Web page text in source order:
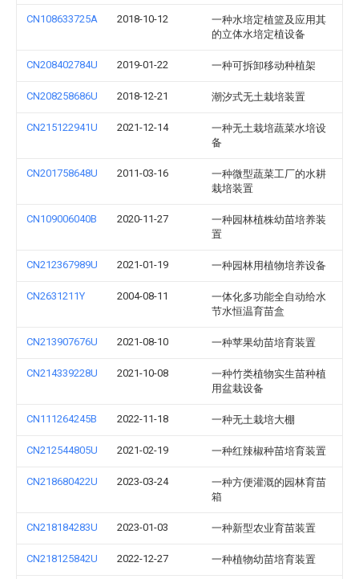
CN108633725A 2018-10-12
一种水培定植篮及应用其
的立体水培定植设备
CN208402784U 2019-01-22 一种可拆卸移动种植架
CN208258686U 2018-12-21 潮汐式无土栽培装置
CN215122941U 2021-12-14
一种无土栽培蔬菜水培设
备
CN201758648U 2011-03-16
一种微型蔬菜工厂的水耕
栽培装置
CN109006040B 2020-11-27
一种园林植株幼苗培养装
置
CN212367989U 2021-01-19 一种园林用植物培养设备
CN2631211Y 2004-08-11
一体化多功能全自动给水
节水恒温育苗盒
CN213907676U 2021-08-10 一种苹果幼苗培育装置
CN214339228U 2021-10-08
一种竹类植物实生苗种植
用盆栽设备
CN111264245B 2022-11-18 一种无土栽培大棚
CN212544805U 2021-02-19 一种红辣椒种苗培育装置
CN218680422U 2023-03-24
一种方便灌溉的园林育苗
箱
CN218184283U 2023-01-03 一种新型农业育苗装置
CN218125842U 2022-12-27 一种植物幼苗培育装置